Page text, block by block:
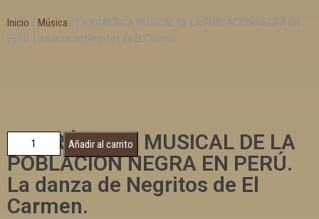
Inicio / Música / LA PRÁCTICA MUSICAL DE LA POBLACIÓN NEGRA EN
PERÚ. La danza de Negritos de El Carmen.
LA PRÁCTICA MUSICAL DE LA
POBLACIÓN NEGRA EN PERÚ.
La danza de Negritos de El
Carmen.
Añadir al carrito